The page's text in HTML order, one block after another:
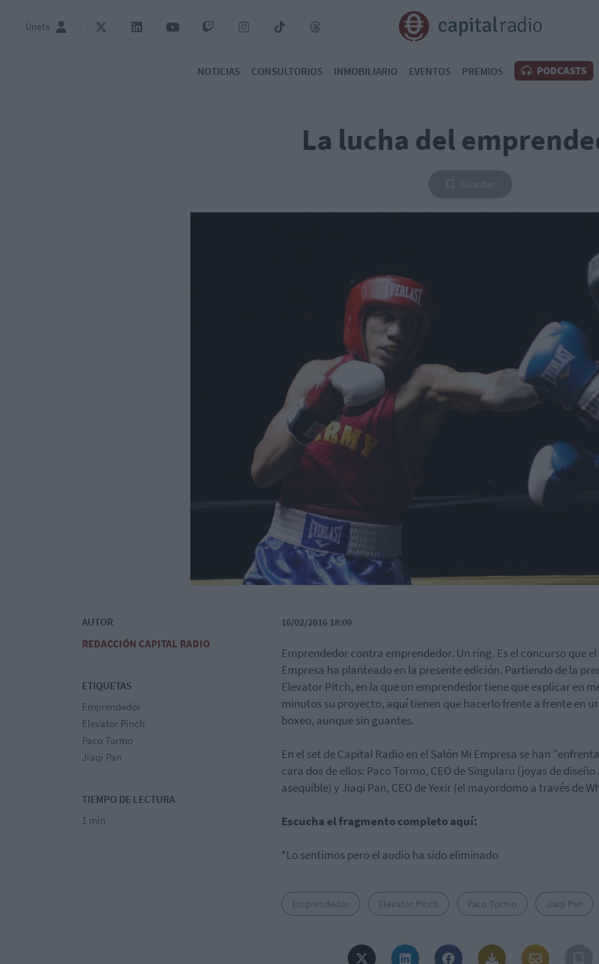
Únete
NOTICIAS CONSULTORIOS INMOBILIARIO EVENTOS PREMIOS PODCASTS
La lucha del
AUTOR
REDACCIÓN CAPITAL RADIO
ETIQUETAS
Emprendedor
Elevator Pinch
Paco Tormo
Jiaqi Pan
TIEMPO DE LECTURA
1 min
16/02/2016 18:09
Emprendedor contra emprendedor. Un ring. Es el concurso que el
Empresa ha planteado en la presente edición. Partiendo de la
Elevator Pitch, en la que un emprendedor tiene que explicar en
minutos su proyecto, aquí tienen que hacerlo frente a frente en
boxeo, aunque sin guantes.
En el set de Capital Radio en el Salón Mi Empresa se han
cara dos de ellos: Paco Tormo, CEO de Singularu (joyas de
asequible) y Jiaqi Pan, CEO de Yexir (el mayordomo a través de
Escucha el fragmento completo aquí:
*Lo sentimos pero el audio ha sido eliminado
Emprendedor Elevator Pinch Paco Tormo Jiaqi Pan